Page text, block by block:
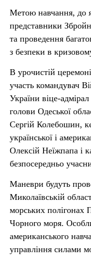
Метою навчання, до
представники
та проведення
з безпеки в
В урочистій
участь командувач
України віце-
голови Одеської
Сергій Колебошин,
української і
Олексій Неїжпапа і
безпосередньо
Маневри будуть
Миколаївській
морських полігонах
Чорного моря.
американського
управління силами